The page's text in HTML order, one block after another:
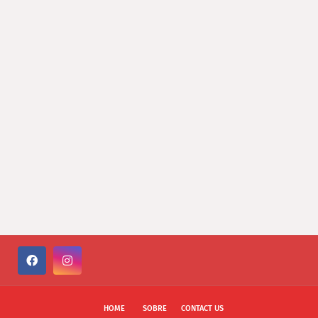
HOME SOBRE CONTACT US